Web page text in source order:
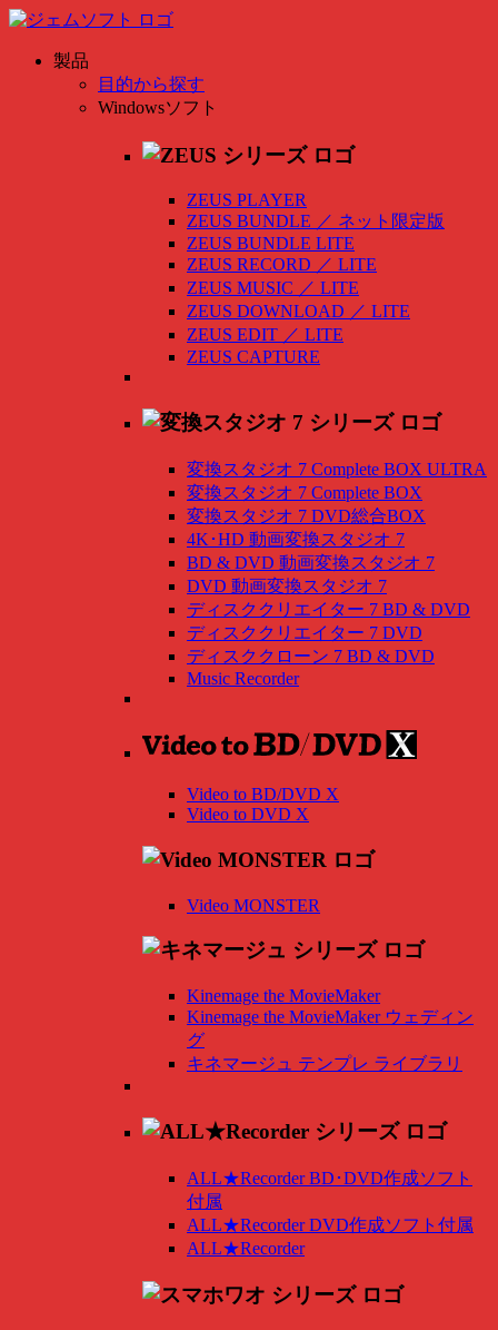
製品
目的から探す
Windowsソフト
ZEUS PLAYER
ZEUS BUNDLE ／ ネット限定版
ZEUS BUNDLE LITE
ZEUS RECORD ／ LITE
ZEUS MUSIC ／ LITE
ZEUS DOWNLOAD ／ LITE
ZEUS EDIT ／ LITE
ZEUS CAPTURE
変換スタジオ 7 Complete BOX ULTRA
変換スタジオ 7 Complete BOX
変換スタジオ 7 DVD総合BOX
4K･HD 動画変換スタジオ 7
BD & DVD 動画変換スタジオ 7
DVD 動画変換スタジオ 7
ディスククリエイター 7 BD & DVD
ディスククリエイター 7 DVD
ディスククローン 7 BD & DVD
Music Recorder
Video to BD/DVD X
Video to DVD X
Video MONSTER
Kinemage the MovieMaker
Kinemage the MovieMaker ウェディン
グ
キネマージュ テンプレ ライブラリ
ALL★Recorder BD･DVD作成ソフト
付属
ALL★Recorder DVD作成ソフト付属
ALL★Recorder